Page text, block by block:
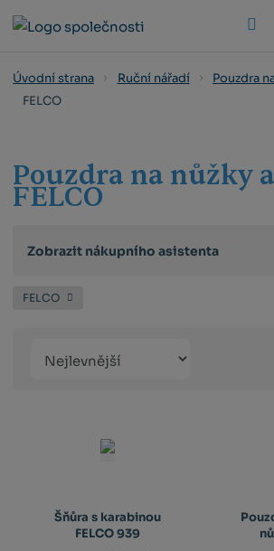
Úvodní strana Ruční nářadí
Pouzdra
FELCO
Pouzdra na nůžky
FELCO
Zobrazit nákupního asistenta
FELCO
produktů
Šňůra s karabinou
FELCO 939